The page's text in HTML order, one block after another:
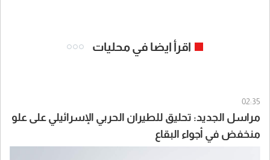
اقرأ ايضا في محليات
02:35
مراسل الجديد: تحليق للطيران الحربي الإسرائيلي على علو
منخفض في أجواء البقاع